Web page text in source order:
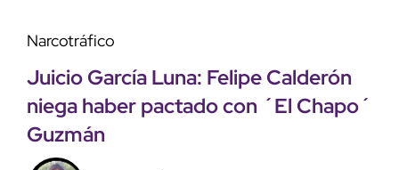
Narcotráfico
Juicio García Luna: Felipe Calderón
niega haber pactado con ´El Chapo´
Guzmán